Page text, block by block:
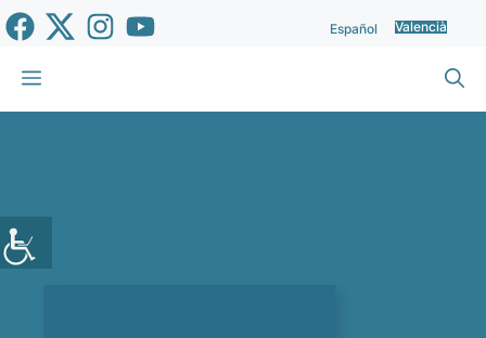
Vés
al
contingut
Español Valencià
Menu